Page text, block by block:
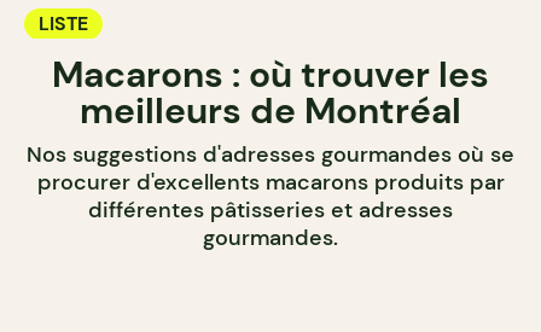
LISTE
Macarons : où trouver les
meilleurs de Montréal
Nos suggestions d'adresses gourmandes où se
procurer d'excellents macarons produits par
différentes pâtisseries et adresses
gourmandes.